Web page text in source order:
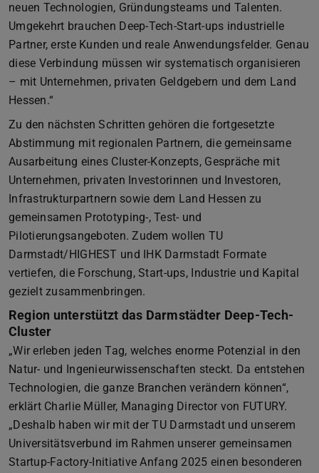
neuen Technologien, Gründungsteams und Talenten.
Umgekehrt brauchen Deep-Tech-Start-ups industrielle
Partner, erste Kunden und reale Anwendungsfelder. Genau
diese Verbindung müssen wir systematisch organisieren
– mit Unternehmen, privaten Geldgebern und dem Land
Hessen.“
Zu den nächsten Schritten gehören die fortgesetzte
Abstimmung mit regionalen Partnern, die gemeinsame
Ausarbeitung eines Cluster-Konzepts, Gespräche mit
Unternehmen, privaten Investorinnen und Investoren,
Infrastrukturpartnern sowie dem Land Hessen zu
gemeinsamen Prototyping-, Test- und
Pilotierungsangeboten. Zudem wollen TU
Darmstadt/HIGHEST und IHK Darmstadt Formate
vertiefen, die Forschung, Start-ups, Industrie und Kapital
gezielt zusammenbringen.
Region unterstützt das Darmstädter Deep-Tech-
Cluster
„Wir erleben jeden Tag, welches enorme Potenzial in den
Natur- und Ingenieurwissenschaften steckt. Da entstehen
Technologien, die ganze Branchen verändern können“,
erklärt Charlie Müller, Managing Director von FUTURY.
„Deshalb haben wir mit der TU Darmstadt und unserem
Universitätsverbund im Rahmen unserer gemeinsamen
Startup-Factory-Initiative Anfang 2025 einen besonderen